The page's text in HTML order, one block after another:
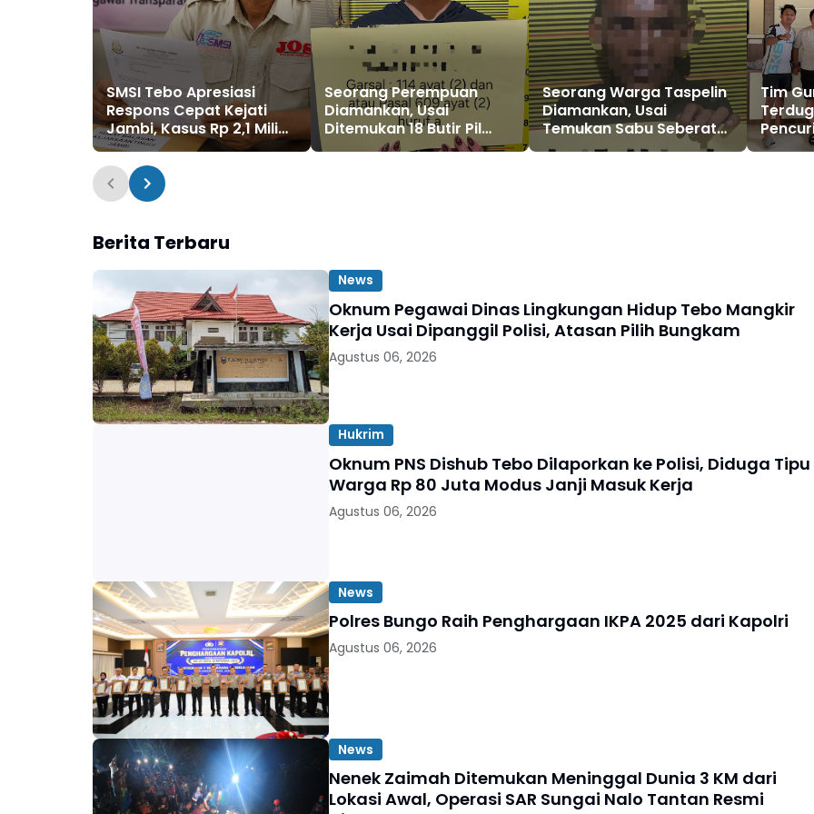
SMSI Tebo Apresiasi
Respons Cepat Kejati
Jambi, Kasus Rp 2,1 Miliar
PUPR Tebo Kembali
Disorot
Seorang Perempuan
Diamankan, Usai
Ditemukan 18 Butir Pil
Seorang Warga Taspelin
Diamankan, Usai
Temukan Sabu Seberat
9,91 Gram
Tim
Berita Terbaru
News
Oknum Pegawai Dinas Lingkungan Hidup Tebo Mangkir
Kerja Usai Dipanggil Polisi, Atasan Pilih Bungkam
Agustus 06, 2026
Hukrim
Oknum PNS Dishub Tebo Dilaporkan ke Polisi, Diduga Tipu
Warga Rp 80 Juta Modus Janji Masuk Kerja
Agustus 06, 2026
News
Polres Bungo Raih Penghargaan IKPA 2025 dari Kapolri
Agustus 06, 2026
News
Nenek Zaimah Ditemukan Meninggal Dunia 3 KM dari
Lokasi Awal, Operasi SAR Sungai Nalo Tantan Resmi